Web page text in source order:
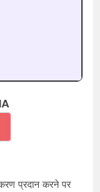
प्रदान करने पर